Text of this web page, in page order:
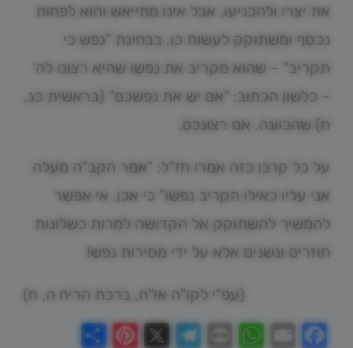
את יצרו ולהכניעו, אבל אינו מתייאש והוא לפחות
נכסף ומשתוקק לעשות כן, בבחינת "נפש כי
תקריב" – שהוא מקריב את נפשו שהיא רצונו לה'
– כלשון הכתוב: "אם יש את נפשכם" (בראשית כג,
ח) שהכוונה, אם רצונכם.
על כל קרבן כזה אמרו חז"ל: "אמר הקב"ה מעלה
אני עליו כאילו הקריב נפשו" כי אכן, אי אפשר
להמשיך להשתוקק אל הקדושה למרות כשלונות
חוזרים ונשנים אלא על ידי מסירות נפש!
(עפ"י לקו"ה או"ח, ברכת הריח ה, ח)
Facebook
Email
WhatsApp
Print
Telegram
Pinterest